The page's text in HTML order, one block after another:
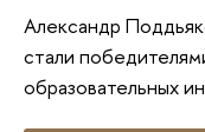
Александр
стали
образовательных